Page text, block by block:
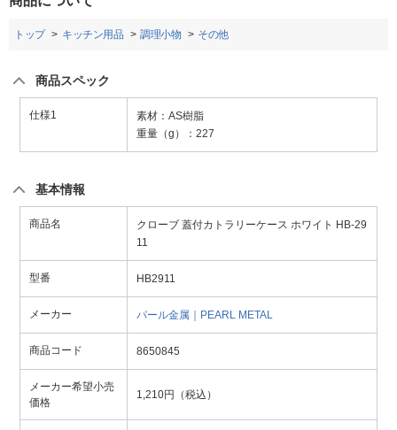
トップ キッチン用品 調理小物 その他
商品スペック
仕様1
素材：AS樹脂
重量（g）：227
基本情報
商品名
クローブ 蓋付カトラリーケース ホワイト HB-29
11
型番 HB2911
メーカー パール金属｜PEARL METAL
商品コード 8650845
メーカー希望小売
価格
1,210円（税込）